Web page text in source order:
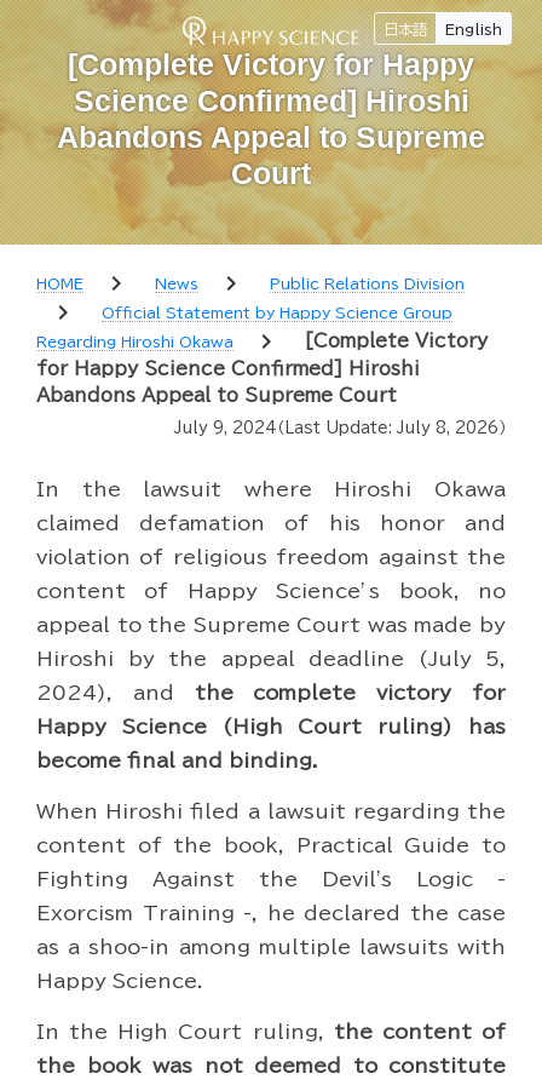
日本語 English
[Complete Victory for Happy
Science Confirmed] Hiroshi
Abandons Appeal to Supreme
Court
HOME chevron_right News chevron_right Public Relations Division
chevron_right
Official Statement by Happy Science Group
Regarding Hiroshi Okawa
chevron_right
[Complete Victory
for Happy Science Confirmed] Hiroshi
Abandons Appeal to Supreme Court
July 9, 2024 （Last Update:July 8, 2026 ）
In the lawsuit where Hiroshi Okawa
claimed defamation of his honor and
violation of religious freedom against the
content of Happy Science’s book, no
appeal to the Supreme Court was made by
Hiroshi by the appeal deadline (July 5,
2024), and the complete victory for
Happy Science (High Court ruling) has
become final and binding.
When Hiroshi filed a lawsuit regarding the
content of the book, Practical Guide to
Fighting Against the Devil's Logic -
Exorcism Training -, he declared the case
as a shoo-in among multiple lawsuits with
Happy Science.
In the High Court ruling, the content of
the book was not deemed to constitute